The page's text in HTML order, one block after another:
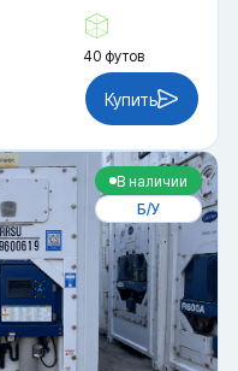
40 футов
Купить
В наличии
Б/У